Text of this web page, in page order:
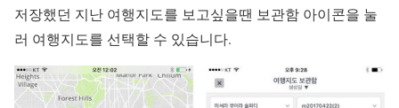
저장했던 지난 여행지도를 보고싶을땐 보관함 아이콘을 눌
러 여행지도를 선택할 수 있습니다.